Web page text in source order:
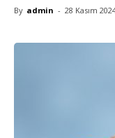
By admin - 28 Kasım